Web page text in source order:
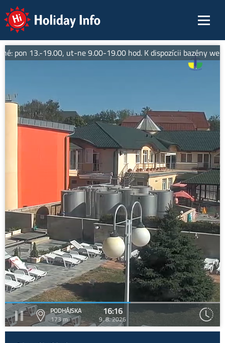
Holiday Info
pon 13.-19.00, ut-ne 9.00-19.00 hod. K dispozícii bazény
PODHÁJSKA
173 m
16:16
9. 8. 2026